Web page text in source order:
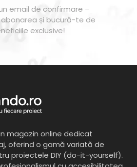
email de confirmare –
și bucură-te de
exclusive!
magazin online dedicat
oferind o gamă variată de
proiectele DIY (do-it-yourself).